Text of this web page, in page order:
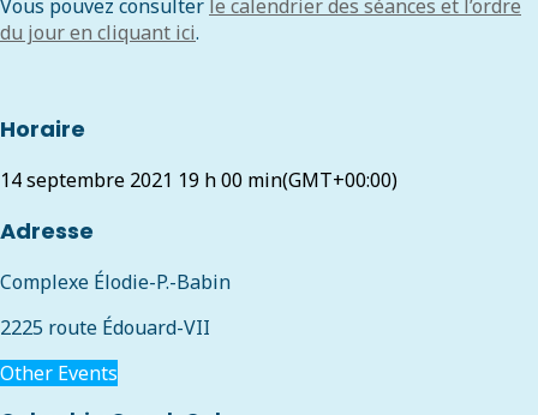
Vous pouvez consulter le calendrier des séances et l’ordre
du jour en cliquant ici.
Horaire
14 septembre 2021 19 h 00 min(GMT+00:00)
Adresse
Complexe Élodie-P.-Babin
2225 route Édouard-VII
Other Events